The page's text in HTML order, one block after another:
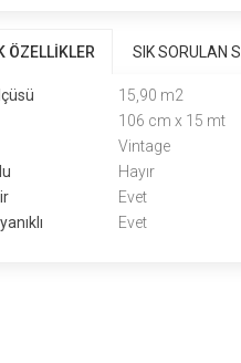
ÖZELLİKLER SIK SORULAN
15,90 m2
106 cm x 15 mt
Vintage
Hayır
Evet
Evet